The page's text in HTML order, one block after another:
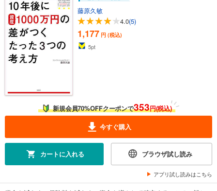
藤原久敏
4.0(5)
1,177 円 (税込)
5pt
新規会員70%OFFクーポンで353円(税込)
今すぐ購入
カートに入れる ブラウザ試し読み
アプリ試し読みはこちら